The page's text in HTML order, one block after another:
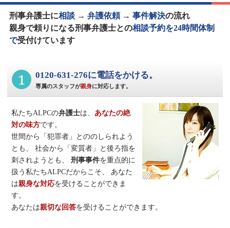
刑事弁護士に相談→ 弁護依頼 → 事件解決の流れ
親身で頼りになる刑事弁護士との相談予約を24時間体制
で受付けています
1 0120-631-276に電話をかける。
専属のスタッフが親身に対応します。
私たちALPCの弁護士は、あなたの絶
対の味方です。
世間から「犯罪者」とののしられよう
とも、
社会から「変質者」と後ろ指を
刺されようとも、
刑事事件を重点的に
扱う私たちALPCだからこそ、
あなた
は親身な対応を受けることができま
す。
あなたは親切な回答を受けることができます。